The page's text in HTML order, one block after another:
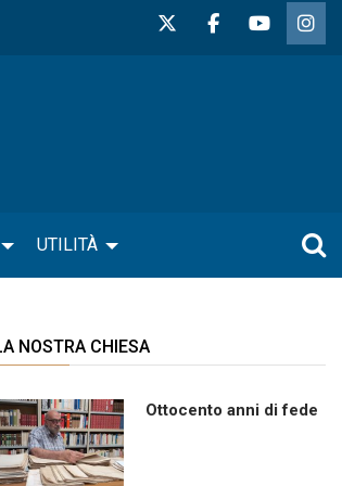
UTILITÀ
NOSTRA CHIESA
Ottocento anni di fede